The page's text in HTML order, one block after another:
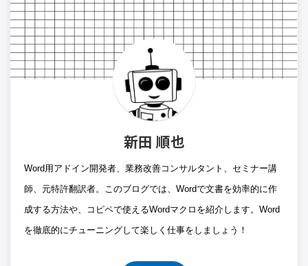
新田 順也
Word用アドイン開発者、業務改善コンサルタント、セミナー講
師、元特許翻訳者。このブログでは、Wordで文書を効率的に作
成する方法や、コピペで使えるWordマクロを紹介します。Word
を徹底的にチューニングして楽しく仕事をしましょう！